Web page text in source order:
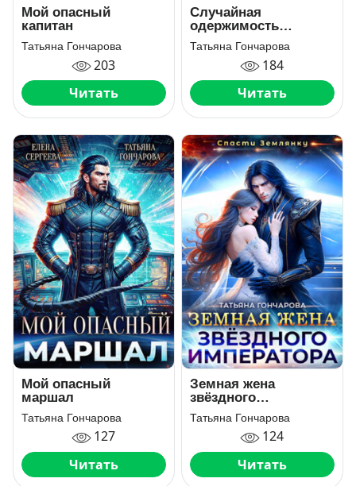
Мой опасный
капитан
Татьяна Гончарова
203
Читать
Случайная
одержимость
командора
Татьяна Гончарова
184
Читать
Мой опасный
маршал
Татьяна Гончарова
127
Читать
Земная жена
звёздного
императора
Татьяна Гончарова
124
Читать